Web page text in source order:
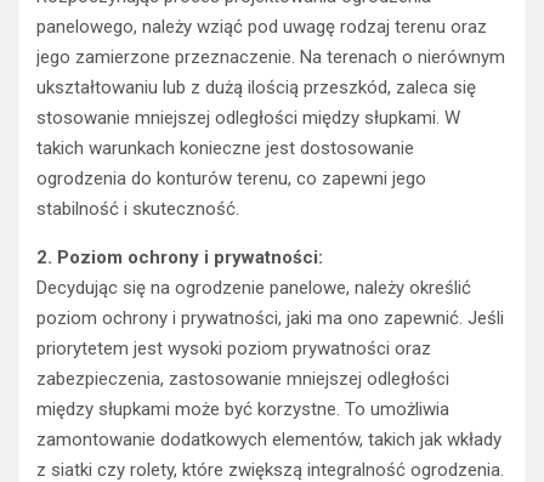
panelowego, należy wziąć pod uwagę rodzaj terenu oraz
jego zamierzone przeznaczenie. Na terenach o nierównym
ukształtowaniu lub z dużą ilością przeszkód, zaleca się
stosowanie mniejszej odległości między słupkami. W
takich warunkach konieczne jest dostosowanie
ogrodzenia do konturów terenu, co zapewni jego
stabilność i skuteczność.
2. Poziom ochrony i prywatności:
Decydując się na ogrodzenie panelowe, należy określić
poziom ochrony i prywatności, jaki ma ono zapewnić. Jeśli
priorytetem jest wysoki poziom prywatności oraz
zabezpieczenia, zastosowanie mniejszej odległości
między słupkami może być korzystne. To umożliwia
zamontowanie dodatkowych elementów, takich jak wkłady
z siatki czy rolety, które zwiększą integralność ogrodzenia.